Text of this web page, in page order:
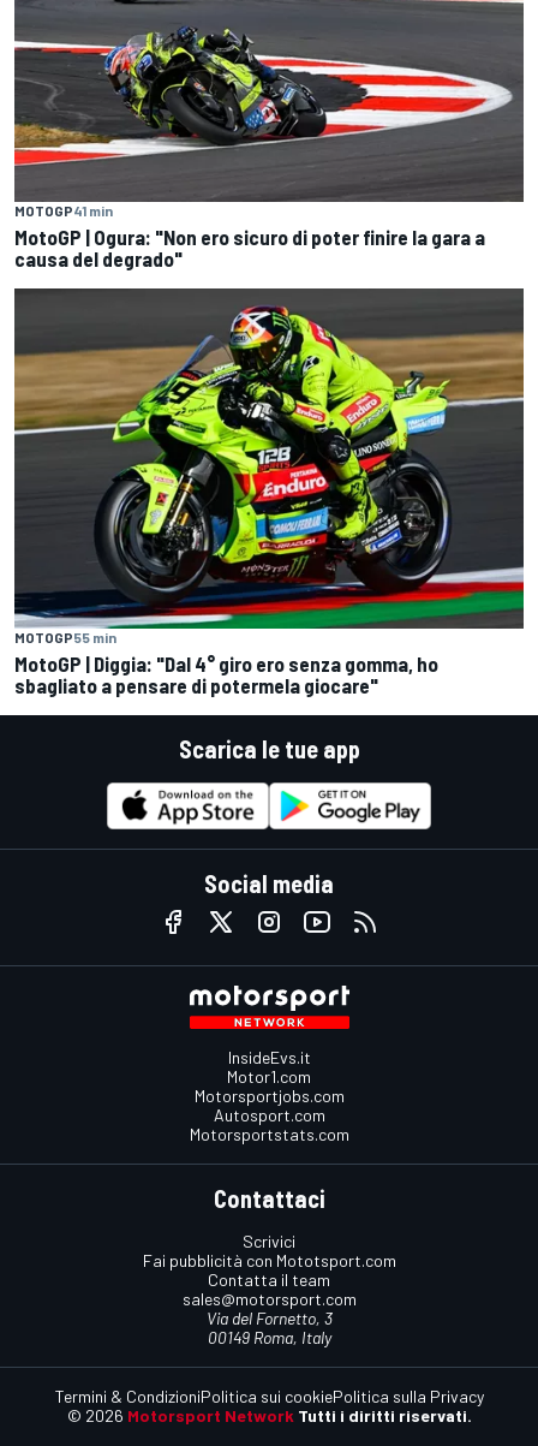
MOTOGP41 min
MotoGP | Ogura: "Non ero sicuro di poter finire la gara a
causa del degrado"
MOTOGP55 min
MotoGP | Diggia: "Dal 4° giro ero senza gomma, ho
sbagliato a pensare di potermela giocare"
Scarica le tue app
Social media
InsideEvs.it
Motor1.com
Motorsportjobs.com
Autosport.com
Motorsportstats.com
Contattaci
Scrivici
Fai pubblicità con Mototsport.com
Contatta il team
sales@motorsport.com
Via del Fornetto, 3
00149 Roma, Italy
© 2026 Motorsport Network Tutti i diritti riservati.
Termini & CondizioniPolitica sui cookiePolitica sulla Privacy